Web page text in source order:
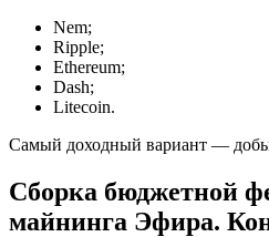
Nem;
Ripple;
Ethereum;
Dash;
Litecoin.
Самый доходный вариант —
Сборка бюджетной
майнинга Эфира.